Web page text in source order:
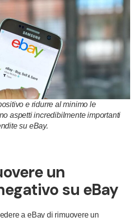
e ridurre al minimo le
aspetti incredibilmente importanti
su eBay.
un
su eBay
a eBay di rimuovere un